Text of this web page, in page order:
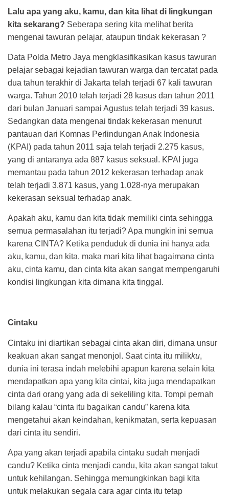
Lalu apa yang aku, kamu, dan kita lihat di lingkungan
kita sekarang? Seberapa sering kita melihat berita
mengenai tawuran pelajar, ataupun tindak kekerasan ?
Data Polda Metro Jaya mengklasifikasikan kasus tawuran
pelajar sebagai kejadian tawuran warga dan tercatat pada
dua tahun terakhir di Jakarta telah terjadi 67 kali tawuran
warga. Tahun 2010 telah terjadi 28 kasus dan tahun 2011
dari bulan Januari sampai Agustus telah terjadi 39 kasus.
Sedangkan data mengenai tindak kekerasan menurut
pantauan dari Komnas Perlindungan Anak Indonesia
(KPAI) pada tahun 2011 saja telah terjadi 2.275 kasus,
yang di antaranya ada 887 kasus seksual. KPAI juga
memantau pada tahun 2012 kekerasan terhadap anak
telah terjadi 3.871 kasus, yang 1.028-nya merupakan
kekerasan seksual terhadap anak.
Apakah aku, kamu dan kita tidak memiliki cinta sehingga
semua permasalahan itu terjadi? Apa mungkin ini semua
karena CINTA? Ketika penduduk di dunia ini hanya ada
aku, kamu, dan kita, maka mari kita lihat bagaimana cinta
aku, cinta kamu, dan cinta kita akan sangat mempengaruhi
kondisi lingkungan kita dimana kita tinggal.
Cintaku
Cintaku ini diartikan sebagai cinta akan diri, dimana unsur
keakuan akan sangat menonjol. Saat cinta itu milikku,
dunia ini terasa indah melebihi apapun karena selain kita
mendapatkan apa yang kita cintai, kita juga mendapatkan
cinta dari orang yang ada di sekeliling kita. Tompi pernah
bilang kalau “cinta itu bagaikan candu” karena kita
mengetahui akan keindahan, kenikmatan, serta kepuasan
dari cinta itu sendiri.
Apa yang akan terjadi apabila cintaku sudah menjadi
candu? Ketika cinta menjadi candu, kita akan sangat takut
untuk kehilangan. Sehingga memungkinkan bagi kita
untuk melakukan segala cara agar cinta itu tetap